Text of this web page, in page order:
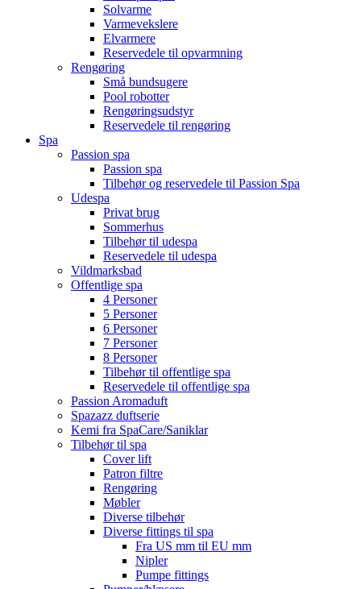
Solvarme
Varmevekslere
Elvarmere
Reservedele til opvarmning
Rengøring
Små bundsugere
Pool robotter
Rengøringsudstyr
Reservedele til rengøring
Spa
Passion spa
Passion spa
Tilbehør og reservedele til Passion Spa
Udespa
Privat brug
Sommerhus
Tilbehør til udespa
Reservedele til udespa
Vildmarksbad
Offentlige spa
4 Personer
5 Personer
6 Personer
7 Personer
8 Personer
Tilbehør til offentlige spa
Reservedele til offentlige spa
Passion Aromaduft
Spazazz duftserie
Kemi fra SpaCare/Saniklar
Tilbehør til spa
Cover lift
Patron filtre
Rengøring
Møbler
Diverse tilbehør
Diverse fittings til spa
Fra US mm til EU mm
Nipler
Pumpe fittings